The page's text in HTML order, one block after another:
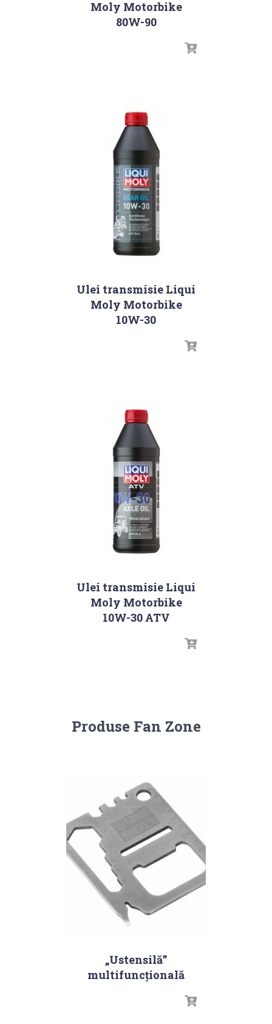
Moly Motorbike
80W-90
Ulei transmisie Liqui
Moly Motorbike
10W-30
Ulei transmisie Liqui
Moly Motorbike
10W-30 ATV
Produse Fan Zone
„Ustensilă”
multifuncțională